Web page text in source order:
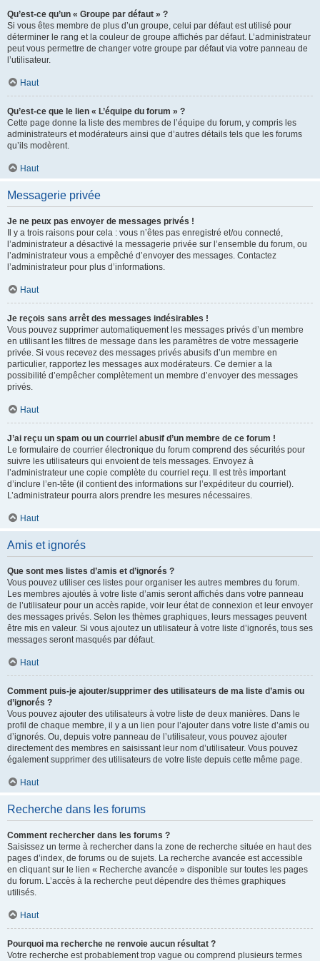
Qu’est-ce qu’un « Groupe par défaut » ?
Si vous êtes membre de plus d’un groupe, celui par défaut est utilisé pour
déterminer le rang et la couleur de groupe affichés par défaut. L’administrateur
peut vous permettre de changer votre groupe par défaut via votre panneau de
l’utilisateur.
Haut
Qu’est-ce que le lien « L’équipe du forum » ?
Cette page donne la liste des membres de l’équipe du forum, y compris les
administrateurs et modérateurs ainsi que d’autres détails tels que les forums
qu’ils modèrent.
Haut
Messagerie privée
Je ne peux pas envoyer de messages privés !
Il y a trois raisons pour cela : vous n’êtes pas enregistré et/ou connecté,
l’administrateur a désactivé la messagerie privée sur l’ensemble du forum, ou
l’administrateur vous a empêché d’envoyer des messages. Contactez
l’administrateur pour plus d’informations.
Haut
Je reçois sans arrêt des messages indésirables !
Vous pouvez supprimer automatiquement les messages privés d’un membre
en utilisant les filtres de message dans les paramètres de votre messagerie
privée. Si vous recevez des messages privés abusifs d’un membre en
particulier, rapportez les messages aux modérateurs. Ce dernier a la
possibilité d’empêcher complètement un membre d’envoyer des messages
privés.
Haut
J’ai reçu un spam ou un courriel abusif d’un membre de ce forum !
Le formulaire de courrier électronique du forum comprend des sécurités pour
suivre les utilisateurs qui envoient de tels messages. Envoyez à
l’administrateur une copie complète du courriel reçu. Il est très important
d’inclure l’en-tête (il contient des informations sur l’expéditeur du courriel).
L’administrateur pourra alors prendre les mesures nécessaires.
Haut
Amis et ignorés
Que sont mes listes d’amis et d’ignorés ?
Vous pouvez utiliser ces listes pour organiser les autres membres du forum.
Les membres ajoutés à votre liste d’amis seront affichés dans votre panneau
de l’utilisateur pour un accès rapide, voir leur état de connexion et leur envoyer
des messages privés. Selon les thèmes graphiques, leurs messages peuvent
être mis en valeur. Si vous ajoutez un utilisateur à votre liste d’ignorés, tous ses
messages seront masqués par défaut.
Haut
Comment puis-je ajouter/supprimer des utilisateurs de ma liste d’amis ou
d’ignorés ?
Vous pouvez ajouter des utilisateurs à votre liste de deux manières. Dans le
profil de chaque membre, il y a un lien pour l’ajouter dans votre liste d’amis ou
d’ignorés. Ou, depuis votre panneau de l’utilisateur, vous pouvez ajouter
directement des membres en saisissant leur nom d’utilisateur. Vous pouvez
également supprimer des utilisateurs de votre liste depuis cette même page.
Haut
Recherche dans les forums
Comment rechercher dans les forums ?
Saisissez un terme à rechercher dans la zone de recherche située en haut des
pages d’index, de forums ou de sujets. La recherche avancée est accessible
en cliquant sur le lien « Recherche avancée » disponible sur toutes les pages
du forum. L’accès à la recherche peut dépendre des thèmes graphiques
utilisés.
Haut
Pourquoi ma recherche ne renvoie aucun résultat ?
Votre recherche est probablement trop vague ou comprend plusieurs termes